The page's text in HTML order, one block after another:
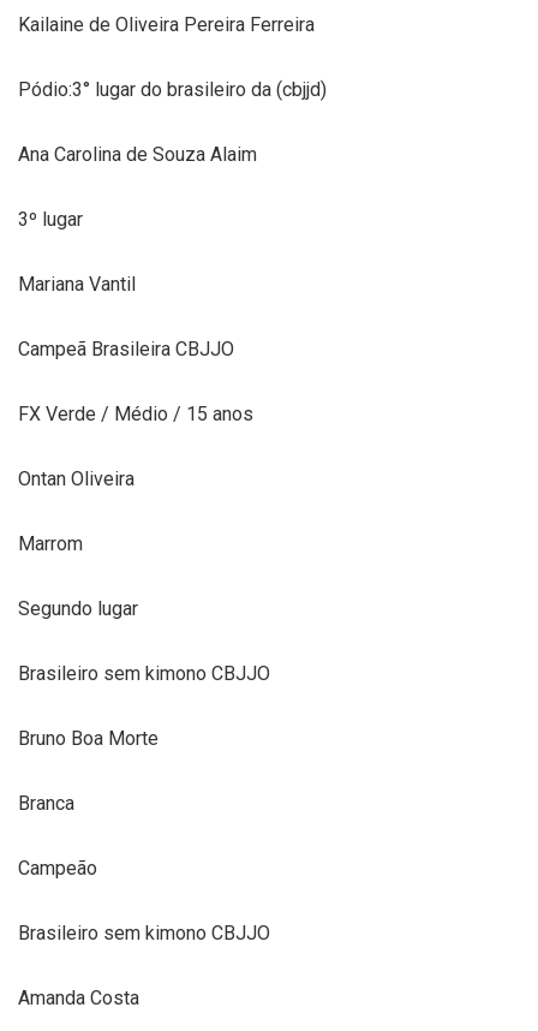
Kailaine de Oliveira Pereira Ferreira
Pódio:3° lugar do brasileiro da (cbjjd)
Ana Carolina de Souza Alaim
3º lugar
Mariana Vantil
Campeã Brasileira CBJJO
FX Verde / Médio / 15 anos
Ontan Oliveira
Marrom
Segundo lugar
Brasileiro sem kimono CBJJO
Bruno Boa Morte
Branca
Campeão
Brasileiro sem kimono CBJJO
Amanda Costa